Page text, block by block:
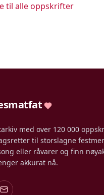
til alle oppskrifter
med over 120 000
til storslagne
eller råvarer og finn
akkurat nå.